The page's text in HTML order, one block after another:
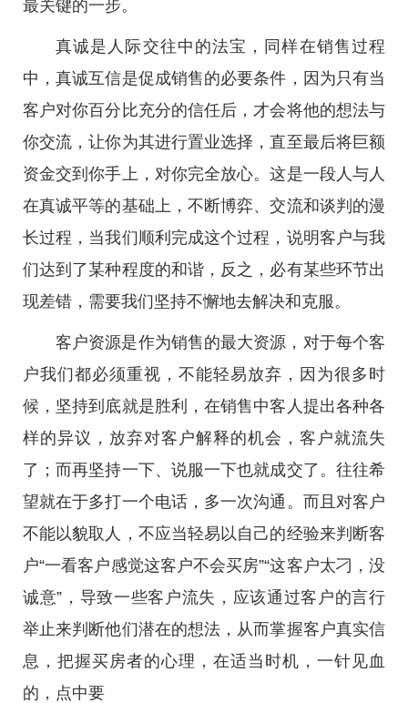
最关键的一步。
真诚是人际交往中的法宝，同样在销售过程
中，真诚互信是促成销售的必要条件，因为只有当
客户对你百分比充分的信任后，才会将他的想法与
你交流，让你为其进行置业选择，直至最后将巨额
资金交到你手上，对你完全放心。这是一段人与人
在真诚平等的基础上，不断博弈、交流和谈判的漫
长过程，当我们顺利完成这个过程，说明客户与我
们达到了某种程度的和谐，反之，必有某些环节出
现差错，需要我们坚持不懈地去解决和克服。
客户资源是作为销售的最大资源，对于每个客
户我们都必须重视，不能轻易放弃，因为很多时
候，坚持到底就是胜利，在销售中客人提出各种各
样的异议，放弃对客户解释的机会，客户就流失
了；而再坚持一下、说服一下也就成交了。往往希
望就在于多打一个电话，多一次沟通。而且对客户
不能以貌取人，不应当轻易以自己的经验来判断客
户“一看客户感觉这客户不会买房”“这客户太刁，没
诚意”，导致一些客户流失，应该通过客户的言行
举止来判断他们潜在的想法，从而掌握客户真实信
息，把握买房者的心理，在适当时机，一针见血
的，点中要